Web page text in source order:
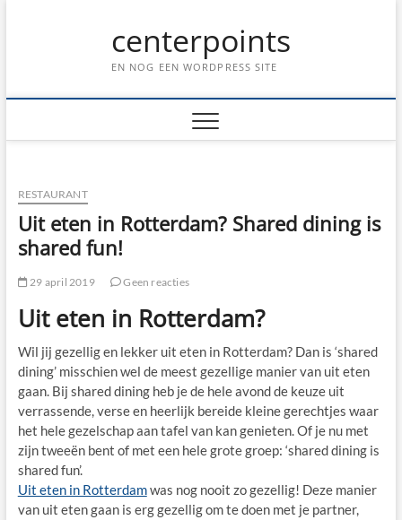
centerpoints
EN NOG EEN WORDPRESS SITE
RESTAURANT
Uit eten in Rotterdam? Shared dining is
shared fun!
29 april 2019 Geen reacties
Uit eten in Rotterdam?
Wil jij gezellig en lekker uit eten in Rotterdam? Dan is ‘shared
dining’ misschien wel de meest gezellige manier van uit eten
gaan. Bij shared dining heb je de hele avond de keuze uit
verrassende, verse en heerlijk bereide kleine gerechtjes waar
het hele gezelschap aan tafel van kan genieten. Of je nu met
zijn tweeën bent of met een hele grote groep: ‘shared dining is
shared fun’.
Uit eten in Rotterdamwas nog nooit zo gezellig! Deze manier
van uit eten gaan is erg gezellig om te doen met je partner,